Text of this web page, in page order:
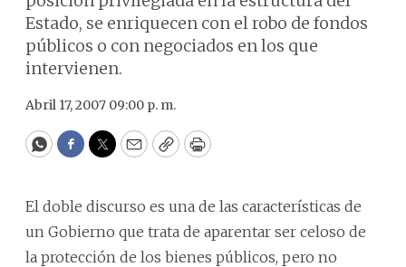
Estado, se enriquecen con el robo de fondos
públicos o con negociados en los que
intervienen.
Abril 17, 2007 09:00 p. m.
WhatsApp
Facebook
Twitter
EmailCopyPrint
El doble discurso es una de las características de
un Gobierno que trata de aparentar ser celoso de
la protección de los bienes públicos, pero no